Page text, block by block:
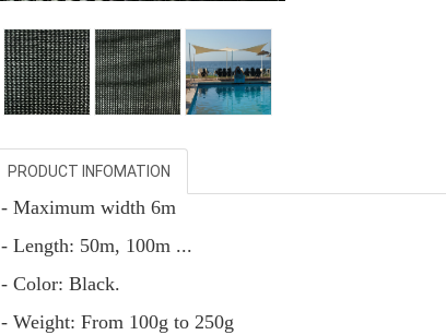
PRODUCT INFOMATION
- Maximum width 6m
- Length: 50m, 100m ...
- Color: Black.
- Weight: From 100g to 250g